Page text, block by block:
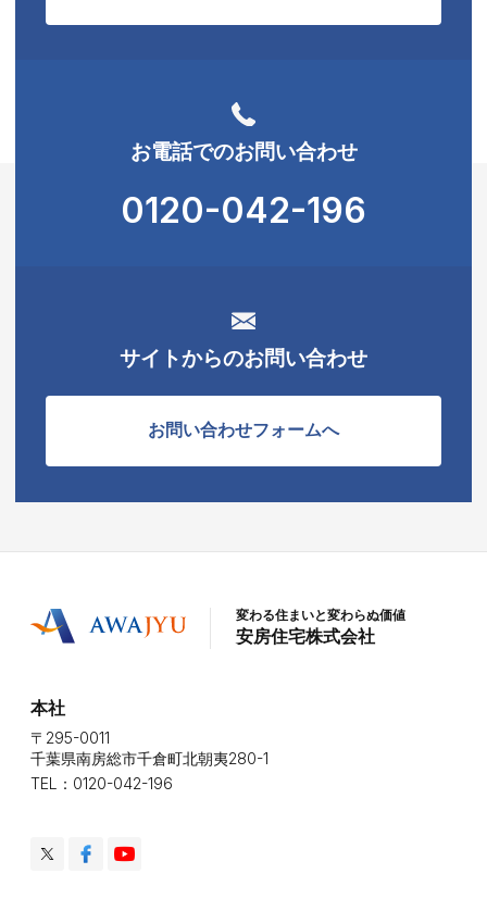
お電話でのお問い合わせ
0120-042-196
サイトからのお問い合わせ
お問い合わせフォームへ
変わる住まいと変わらぬ価値
安房住宅株式会社
本社
〒295-0011
千葉県南房総市千倉町北朝夷280-1
TEL：0120-042-196